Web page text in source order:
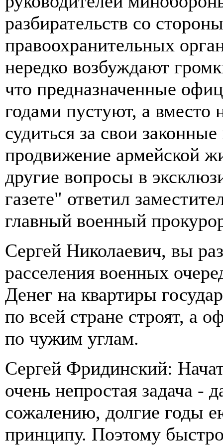
разбирательств со
правоохранительных
нередко возбуждают
что предназначенные
годами пустуют, а
судиться за свои
продвижение армейской
другие вопросы в
газете" ответил
главный военный
Сергей Николаевич, вы
расселения военных
Денег на квартиры
по всей стране строят, а
по чужим углам.
Сергей Фридинский:
очень непростая задача
сожалению, долгие годы
принципу. Поэтому